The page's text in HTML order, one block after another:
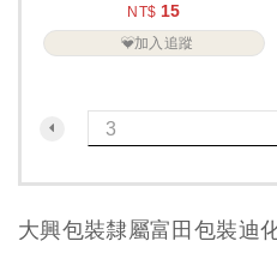
（TB-106）
NT$ 15
加入追蹤
大興包裝隸屬富田包裝迪